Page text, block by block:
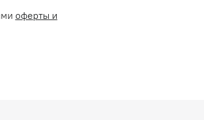
оферты и